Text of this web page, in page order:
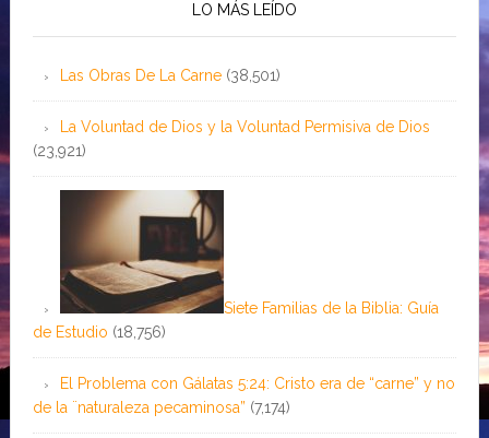
LO MÁS LEÍDO
Las Obras De La Carne (38,501)
La Voluntad de Dios y la Voluntad Permisiva de Dios
(23,921)
Siete Familias de la Biblia: Guía
de Estudio (18,756)
El Problema con Gálatas 5:24: Cristo era de “carne” y no
de la ¨naturaleza pecaminosa” (7,174)